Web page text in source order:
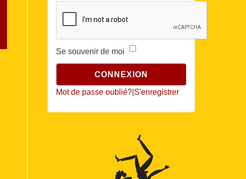
Se souvenir de moi
Mot de passe oublié? S'enregistrer